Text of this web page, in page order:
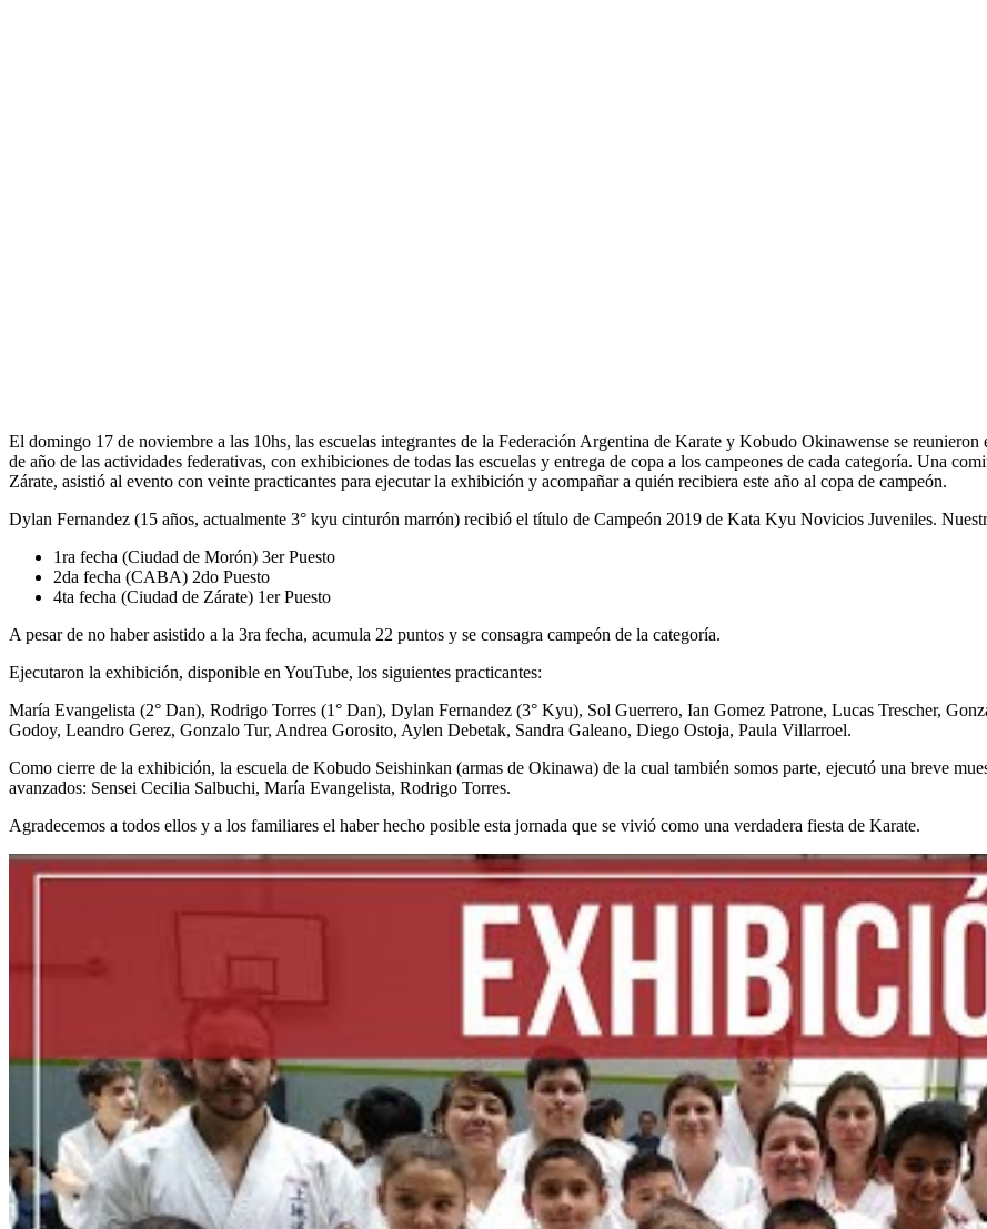
El domingo 17 de noviembre a las 10hs, las escuelas integrantes de la Federación Argentina de Karate y Kobudo Okinawense se
de año de las actividades federativas, con exhibiciones de todas las escuelas y entrega de copa a los campeones de cada categoría. Una
Zárate, asistió al evento con veinte practicantes para ejecutar la exhibición y acompañar a quién recibiera este año al copa de campeón.
Dylan Fernandez (15 años, actualmente 3° kyu cinturón marrón) recibió el título de Campeón 2019 de Kata Kyu Novicios Juveniles.
1ra fecha (Ciudad de Morón) 3er Puesto
2da fecha (CABA) 2do Puesto
4ta fecha (Ciudad de Zárate) 1er Puesto
A pesar de no haber asistido a la 3ra fecha, acumula 22 puntos y se consagra campeón de la categoría.
Ejecutaron la exhibición, disponible en YouTube, los siguientes practicantes:
María Evangelista (2° Dan), Rodrigo Torres (1° Dan), Dylan Fernandez (3° Kyu), Sol Guerrero, Ian Gomez Patrone, Lucas Trescher,
Godoy, Leandro Gerez, Gonzalo Tur, Andrea Gorosito, Aylen Debetak, Sandra Galeano, Diego Ostoja, Paula Villarroel.
Como cierre de la exhibición, la escuela de Kobudo Seishinkan (armas de Okinawa) de la cual también somos parte, ejecutó una breve
avanzados: Sensei Cecilia Salbuchi, María Evangelista, Rodrigo Torres.
Agradecemos a todos ellos y a los familiares el haber hecho posible esta jornada que se vivió como una verdadera fiesta de Karate.